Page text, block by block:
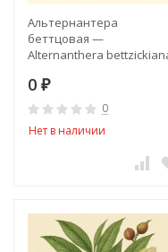
Альтернантера
беттцовая —
Alternanthera
0 ₽
0
Нет в наличии